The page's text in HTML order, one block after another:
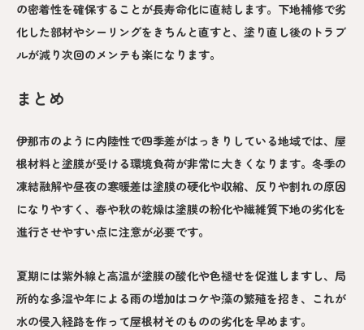
の密着性を確保することが長寿命化に直結します。下地補修で劣
化した部材やシーリングをきちんと直すと、塗り直し後のトラブ
ルが減り次回のメンテも楽になります。
まとめ
伊那市のように内陸性で四季差がはっきりしている地域では、屋
根材料と塗膜が受ける環境負荷が非常に大きくなります。冬季の
凍結融解や昼夜の寒暖差は塗膜の硬化や収縮、反りや割れの原因
になりやすく、春や秋の乾燥は塗膜の粉化や繊維質下地の劣化を
進行させやすい点に注意が必要です。
夏期には紫外線と高温が塗膜の酸化や色褪せを促進しますし、局
所的な多湿や年による雨の増加はコケや藻の繁殖を招き、これが
水の侵入経路を作って屋根材そのものの劣化を早めます。